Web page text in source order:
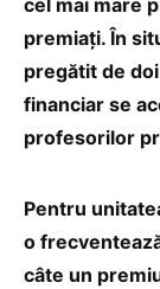
cel mai mare
premiați. În
pregătit de
financiar se
profesorilor
Pentru
o
câte un